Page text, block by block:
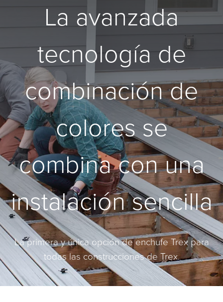
La avanzada
tecnología de
combinación de
colores se
combina con una
instalación sencilla
La primera y única opción de enchufe Trex para
todas las construcciones de Trex.